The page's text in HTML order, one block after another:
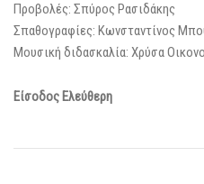
Προβολές: Σπύρος Ρασιδάκης
Σπαθογραφίες: Κωνσταντίνος
Μουσική διδασκαλία: Χρύσα
Είσοδος Ελεύθερη